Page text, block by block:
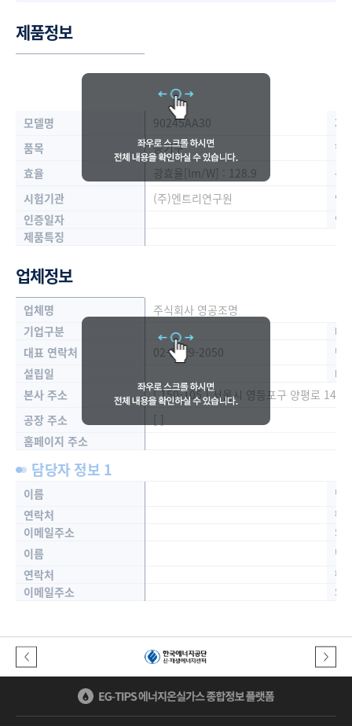
제품정보
모델명 90245AA30
제
품목
등기구
형
효율
광효율[lm/W] : 128.9
용
시험기관
(주)엔트리연구원
인
인증일자
인
제품특징
업체정보
업체명
주식회사 영공조명
기업구분
대
대표 연락처
02-2629-2050
담
설립일
대
본사 주소
[ 150-105 ] 서울시 영등포구 양평로 146 (
공장 주소
[ ]
홈페이지 주소
담당자 정보 1
이름
담
연락처
팩
이메일주소
이름
담
연락처
팩
이메일주소